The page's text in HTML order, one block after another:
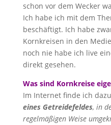
schon vor dem Wecker
Ich habe ich mit dem
beschäftigt. Ich habe
Kornkreisen in den
noch nie habe ich live
direkt gesehen.
Was sind Kornkreise
Im Internet finde ich
eines Getreidefeldes, in
regelmäßigen Weise